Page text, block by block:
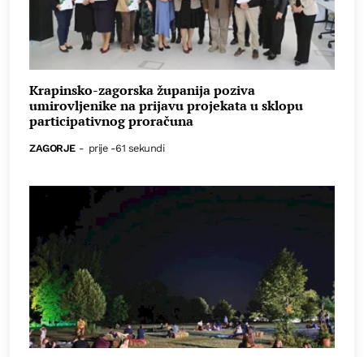
Krapinsko-zagorska županija poziva
umirovljenike na prijavu projekata u sklopu
participativnog proračuna
ZAGORJE - prije -61 sekundi